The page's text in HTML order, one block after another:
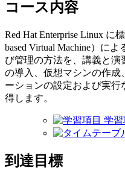
コース内容
Red Hat Enterprise Linux
based Virtual Machine）に
び管理の方法を、講義と
の導入、仮想マシンの作成
ーションの設定および実
得します。
学習
到達目標